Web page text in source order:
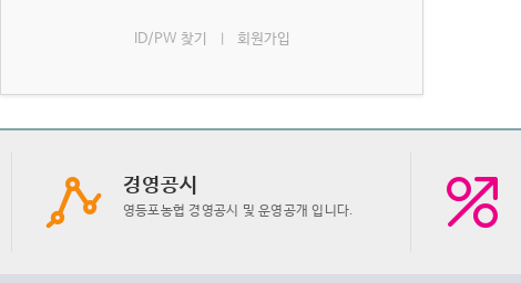
ID/PW 찾기 회원가입
경영공시
영등포농협 경영공시 및 운영공개 입니다.